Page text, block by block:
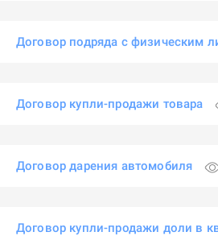
Договор подряда с физическим
Договор купли-продажи товара
Договор дарения автомобиля
Договор купли-продажи доли в